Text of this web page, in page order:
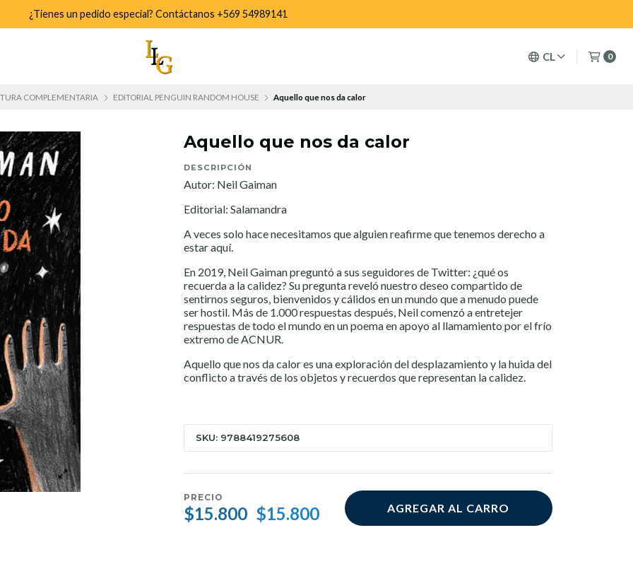
CL 0
¿Tienes un pedido especial? Contáctanos +569 54989141
COMPLEMENTARIA EDITORIAL PENGUIN RANDOM HOUSE Aquello que nos da calor
Aquello que nos da calor
DESCRIPCIÓN
Autor: Neil Gaiman
Editorial: Salamandra
A veces solo hace necesitamos que alguien reafirme que tenemos derecho a
estar aquí.
En 2019, Neil Gaiman preguntó a sus seguidores de Twitter: ¿qué os
recuerda a la calidez? Su pregunta reveló nuestro deseo compartido de
sentirnos seguros, bienvenidos y cálidos en un mundo que a menudo puede
ser hostil. Más de 1.000 respuestas después, Neil comenzó a entretejer
respuestas de todo el mundo en un poema en apoyo al llamamiento por el frío
extremo de ACNUR.
Aquello que nos da calor es una exploración del desplazamiento y la huida del
conflicto a través de los objetos y recuerdos que representan la calidez.
SKU: 9788419275608
PRECIO
$15.800 $15.800 AGREGAR AL CARRO